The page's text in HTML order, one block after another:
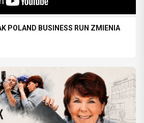
POLAND BUSINESS RUN ZMIENIA